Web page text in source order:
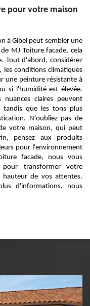
pour votre maison
à Gibel peut sembler une
MJ Toiture facade, cela
Tout d'abord, considérez
les conditions climatiques
une peinture résistante à
si l'humidité est élevée.
claires peuvent
tandis que les tons plus
N'oubliez pas de
votre maison, qui peut
pensez aux produits
pour l'environnement
facade, nous vous
pour transformer votre
de vos attentes.
d'informations, nous